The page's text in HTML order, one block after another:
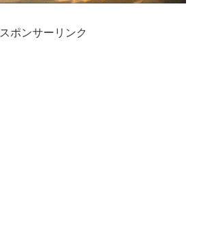
スポンサーリンク